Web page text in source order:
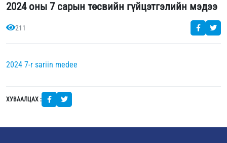
2024 оны 7 сарын төсвийн гүйцэтгэлийн мэдээ
211
2024 7-r sariin medee
ХУВААЛЦАХ :